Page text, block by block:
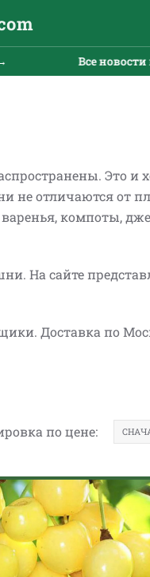
Все новости
Это и
не отличаются от
компоты,
На сайте
Доставка по
по цене: